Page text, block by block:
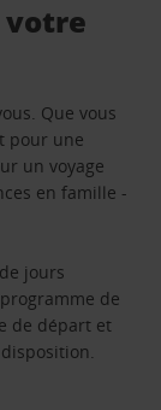
votre
Que vous
pour une
un voyage
en famille -
jours
de
de départ et